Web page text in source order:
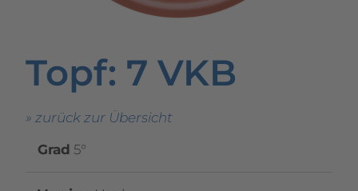
Topf: 7 VKB
» zurück zur Übersicht
Grad 5°